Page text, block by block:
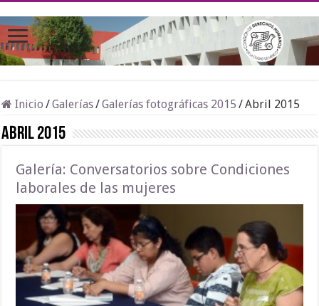
Inicio /Galerías/Galerías fotográficas 2015 /Abril 2015
Abril 2015
Galería: Conversatorios sobre Condiciones
laborales de las mujeres